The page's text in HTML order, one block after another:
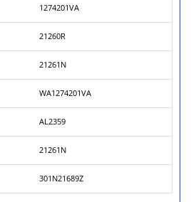
1274201VA
21260R
21261N
WA1274201VA
AL2359
21261N
301N21689Z